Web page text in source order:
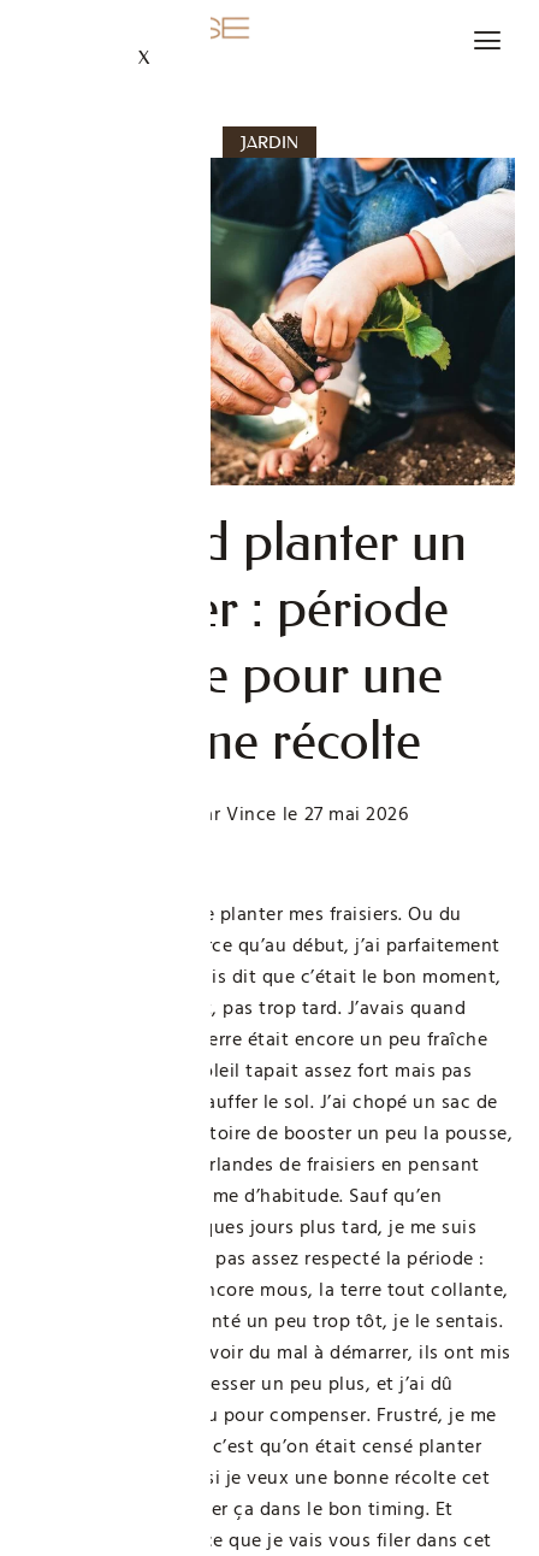
X
JARDIN
Quand planter un
fraisier : période
idéale pour une
bonne récolte
Publié par Vince le 27 mai 2026
Je viens tout juste de planter mes fraisiers. Ou du
moins, je croyais, parce qu’au début, j’ai parfaitement
raté le coup. Je m’étais dit que c’était le bon moment,
fin mars, pas trop tôt, pas trop tard. J’avais quand
même un doute : la terre était encore un peu fraîche
sous mes gants, le soleil tapait assez fort mais pas
assez pour bien réchauffer le sol. J’ai chopé un sac de
terreau universel, histoire de booster un peu la pousse,
et j’ai planté mes guirlandes de fraisiers en pensant
faire ça vite fait, comme d’habitude. Sauf qu’en
retournant voir quelques jours plus tard, je me suis
aperçu que je n’avais pas assez respecté la période :
mes plants étaient encore mous, la terre tout collante,
et surtout, j’avais planté un peu trop tôt, je le sentais.
Résultat : en plus d’avoir du mal à démarrer, ils ont mis
deux semaines à redresser un peu plus, et j’ai dû
arroser comme un fou pour compenser. Frustré, je me
suis demandé quand c’est qu’on était censé planter
vraiment, parce que si je veux une bonne récolte cet
été, je vais devoir caler ça dans le bon timing. Et
justement, ça, c’est ce que je vais vous filer dans cet